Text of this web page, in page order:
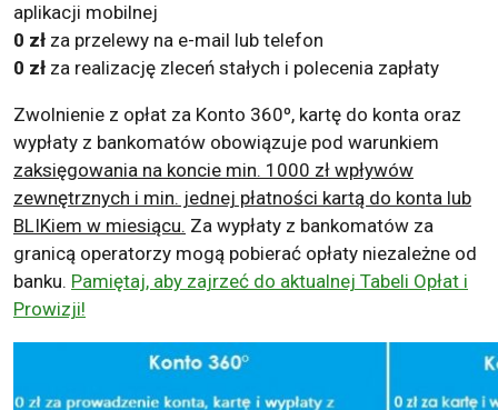
aplikacji mobilnej
0 zł za przelewy na e-mail lub telefon
0 zł za realizację zleceń stałych i polecenia zapłaty
Zwolnienie z opłat za Konto 360º, kartę do konta oraz
wypłaty z bankomatów obowiązuje pod warunkiem
zaksięgowania na koncie min. 1000 zł wpływów
zewnętrznych i min. jednej płatności kartą do konta lub
BLIKiem w miesiącu. Za wypłaty z bankomatów za
granicą operatorzy mogą pobierać opłaty niezależne od
banku. Pamiętaj, aby zajrzeć do aktualnej Tabeli Opłat i
Prowizji!